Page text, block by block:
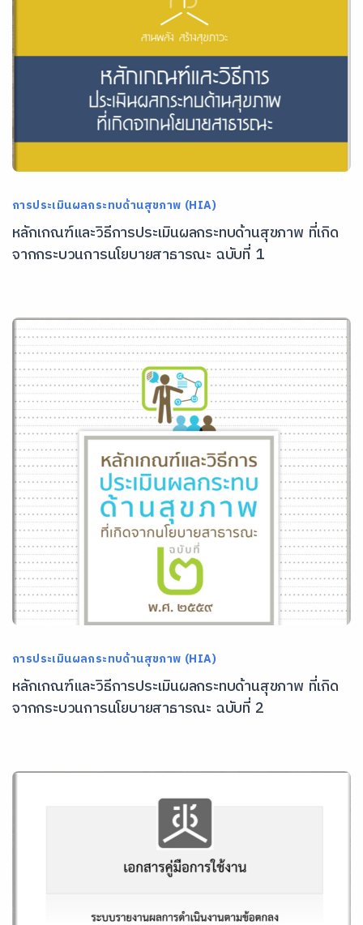
การประเมินผลกระทบด้านสุขภาพ (HIA)
หลักเกณฑ์และวิธีการประเมินผลกระทบด้านสุขภาพ ที่เกิด
จากกระบวนการนโยบายสาธารณะ ฉบับที่ 1
การประเมินผลกระทบด้านสุขภาพ (HIA)
หลักเกณฑ์และวิธีการประเมินผลกระทบด้านสุขภาพ ที่เกิด
จากกระบวนการนโยบายสาธารณะ ฉบับที่ 2